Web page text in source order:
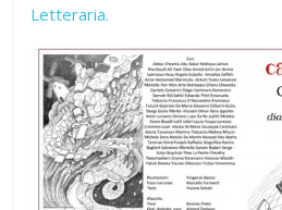
Letteraria.